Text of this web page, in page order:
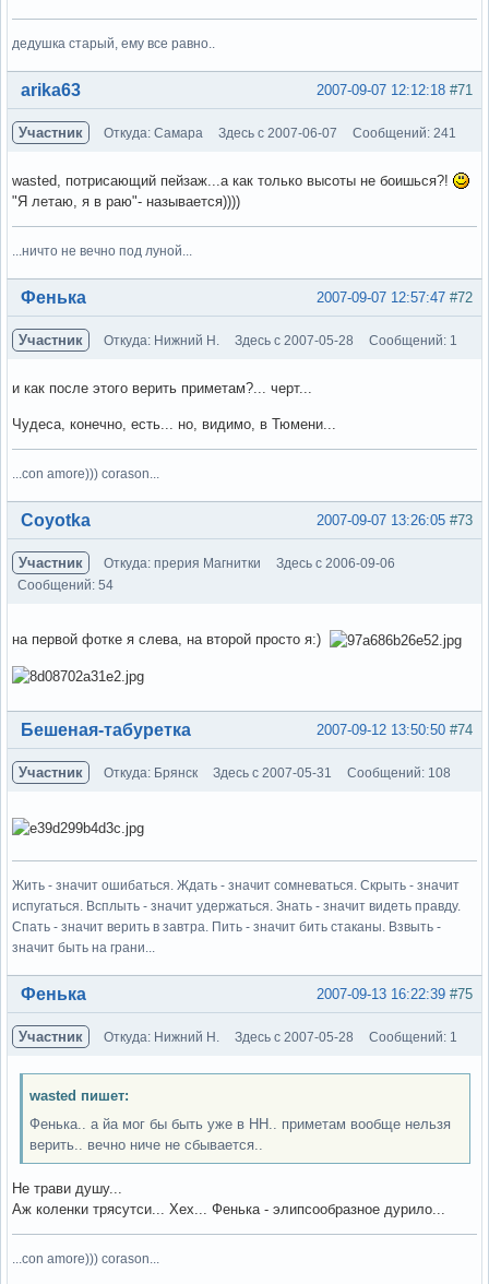
дедушка старый, ему все равно..
Вне форума #71
2007-09-07 12:12:18
arika63
Участник Откуда: Самара Здесь с 2007-06-07 Сообщений: 241
wasted, потрисающий пейзаж...а как только высоты не боишься?!
"Я летаю, я в раю"- называется))))
...ничто не вечно под луной...
Вне форума #72
2007-09-07 12:57:47
Фенька
Участник Откуда: Нижний Н. Здесь с 2007-05-28 Сообщений: 1
и как после этого верить приметам?... черт...
Чудеса, конечно, есть... но, видимо, в Тюмени...
...con amore))) corason...
Вне форума #73
2007-09-07 13:26:05
Coyotka
Участник Откуда: прерия Магнитки
Здесь с 2006-09-06
Сообщений: 54
на первой фотке я слева, на второй просто я:)
Вне форума #74
2007-09-12 13:50:50
Бешеная-табуретка
Участник Откуда: Брянск Здесь с 2007-05-31 Сообщений: 108
Жить - значит ошибаться. Ждать - значит сомневаться. Скрыть - значит
испугаться. Всплыть - значит удержаться. Знать - значит видеть правду.
Спать - значит верить в завтра. Пить - значит бить стаканы. Взвыть -
значит быть на грани...
Вне форума #75
2007-09-13 16:22:39
Фенька
Участник Откуда: Нижний Н. Здесь с 2007-05-28 Сообщений: 1
wasted пишет:
Фенька.. а йа мог бы быть уже в НН.. приметам вообще нельзя
верить.. вечно ниче не сбывается..
Не трави душу...
Аж коленки трясутси... Хех... Фенька - элипсообразное дурило...
...con amore))) corason...